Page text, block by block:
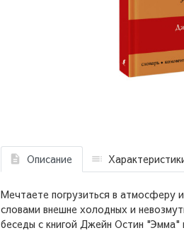
Описание
Мечтаете погрузиться в атмосферу
словами внешне холодных и
беседы с книгой Джейн Остин "Эмма"